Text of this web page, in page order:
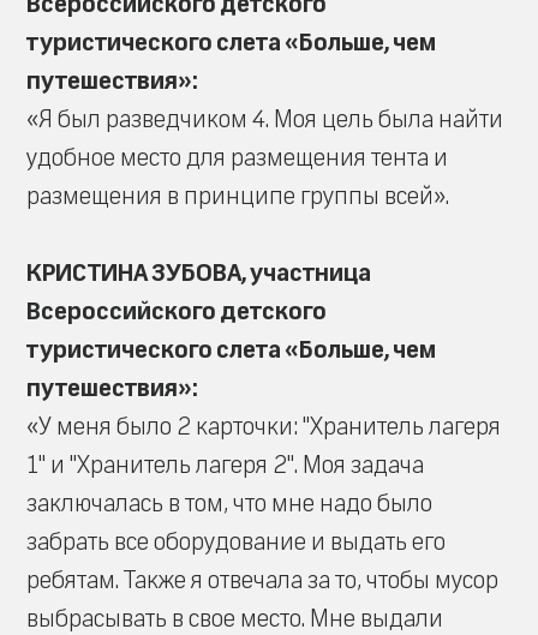
туристического слета «Больше, чем
путешествия»:
«Я был разведчиком 4. Моя цель была найти
удобное место для размещения тента и
размещения в принципе группы всей».
КРИСТИНА ЗУБОВА, участница
Всероссийского детского
туристического слета «Больше, чем
путешествия»:
«У меня было 2 карточки: "Хранитель лагеря
1" и "Хранитель лагеря 2". Моя задача
заключалась в том, что мне надо было
забрать все оборудование и выдать его
ребятам. Также я отвечала за то, чтобы мусор
выбрасывать в свое место. Мне выдали